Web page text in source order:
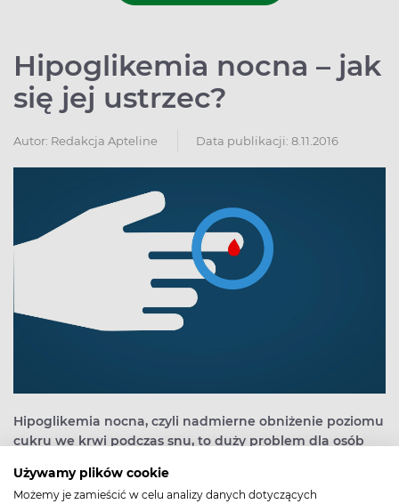
Używamy plików cookie
Możemy je zamieścić w celu analizy danych dotyczących
Hipoglikemia nocna – jak
się jej ustrzec?
Autor: Redakcja Apteline Data publikacji: 8.11.2016
Hipoglikemia nocna, czyli nadmierne obniżenie poziomu
cukru we krwi podczas snu, to duży problem dla osób